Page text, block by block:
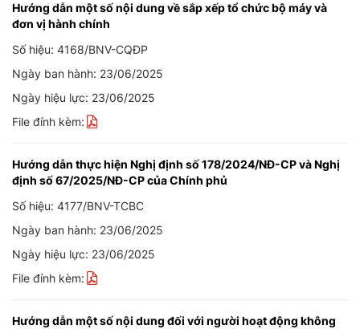
Hướng dẫn một số nội dung về sắp xếp tổ chức bộ máy và
đơn vị hành chính
Số hiệu: 4168/BNV-CQĐP
Ngày ban hành: 23/06/2025
Ngày hiệu lực: 23/06/2025
File đính kèm:
Hướng dẫn thực hiện Nghị định số 178/2024/NĐ-CP và Nghị
định số 67/2025/NĐ-CP của Chính phủ
Số hiệu: 4177/BNV-TCBC
Ngày ban hành: 23/06/2025
Ngày hiệu lực: 23/06/2025
File đính kèm:
Hướng dẫn một số nội dung đối với người hoạt động không